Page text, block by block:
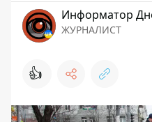
Информатор
ЖУРНАЛИСТ
👍